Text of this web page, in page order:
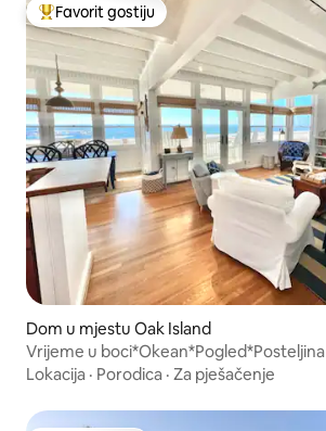
Glavni favorit gostiju
Favorit gostiju
Dom u mjestu Oak Island
Vrijeme u boci*Okean*Pogled*Posteljina
Lokacija · Porodica · Za pješačenje